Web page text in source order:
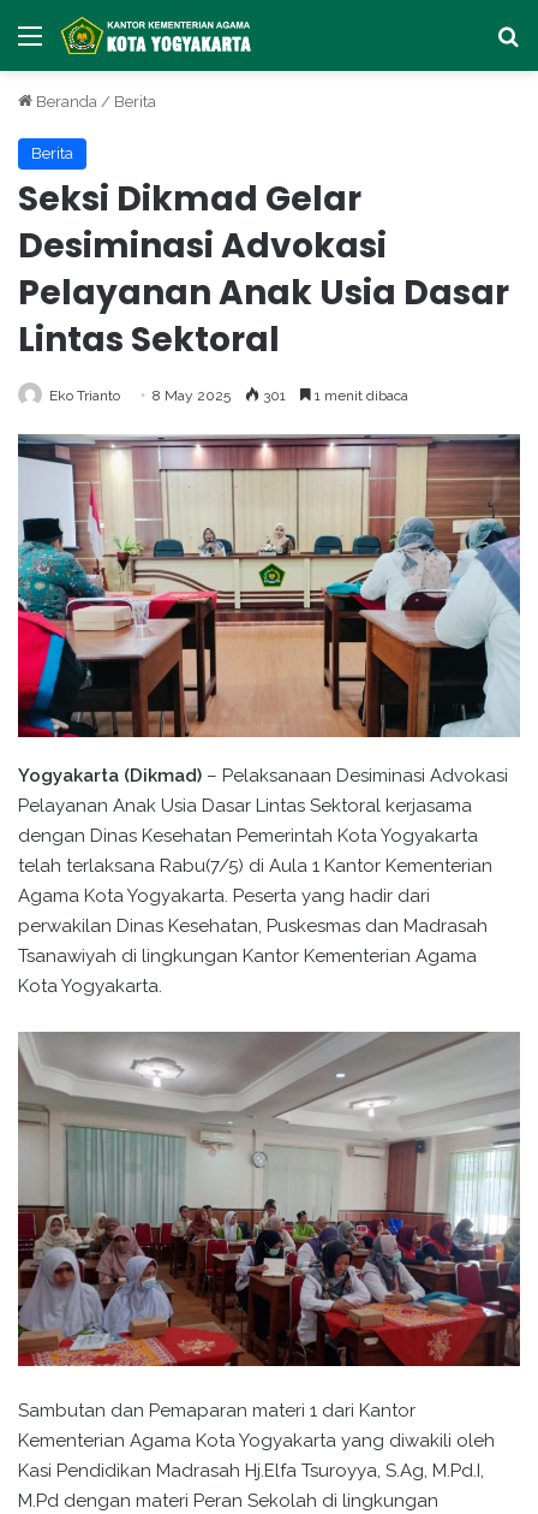
Menu
Beranda / Berita
Berita
Seksi Dikmad Gelar
Desiminasi Advokasi
Pelayanan Anak Usia Dasar
Lintas Sektoral
Eko Trianto 8 May 2025 301 1 menit dibaca
Yogyakarta (Dikmad) – Pelaksanaan Desiminasi Advokasi
Pelayanan Anak Usia Dasar Lintas Sektoral kerjasama
dengan Dinas Kesehatan Pemerintah Kota Yogyakarta
telah terlaksana Rabu(7/5) di Aula 1 Kantor Kementerian
Agama Kota Yogyakarta. Peserta yang hadir dari
perwakilan Dinas Kesehatan, Puskesmas dan Madrasah
Tsanawiyah di lingkungan Kantor Kementerian Agama
Kota Yogyakarta.
Sambutan dan Pemaparan materi 1 dari Kantor
Kementerian Agama Kota Yogyakarta yang diwakili oleh
Kasi Pendidikan Madrasah Hj.Elfa Tsuroyya, S.Ag, M.Pd.I,
M.Pd dengan materi Peran Sekolah di lingkungan